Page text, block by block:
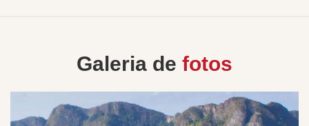
Galeria de fotos